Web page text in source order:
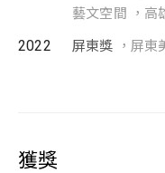
藝文空間 ，高
2022 屏東獎 ，屏東
獲獎